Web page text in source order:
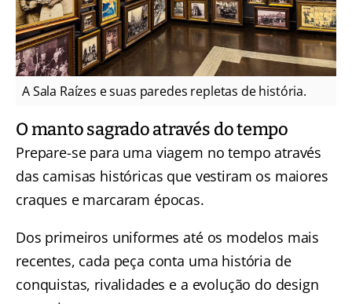
A Sala Raízes e suas paredes repletas de história.
O manto sagrado através do tempo
Prepare-se para uma viagem no tempo através
das camisas históricas que vestiram os maiores
craques e marcaram épocas.
Dos primeiros uniformes até os modelos mais
recentes, cada peça conta uma história de
conquistas, rivalidades e a evolução do design